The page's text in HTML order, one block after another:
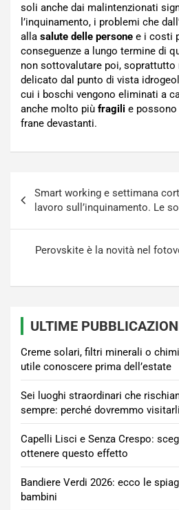
soli anche dai malintenzionati
l’inquinamento, i problemi che
alla salute delle persone e i costi
conseguenze a lungo termine di
non sottovalutare poi, soprattutto
delicato dal punto di vista
cui i boschi vengono eliminati a
anche molto più fragili e
frane devastanti.
articoli
Smart working e settimana
lavoro sull’inquinamento. Le
Perovskite è la novità nel
ULTIME
Creme solari, filtri minerali o
utile conoscere prima dell’estate
Sei luoghi straordinari che
sempre: perché dovremmo
Capelli Lisci e Senza Crespo:
ottenere questo effetto
Bandiere Verdi 2026: ecco le
bambini